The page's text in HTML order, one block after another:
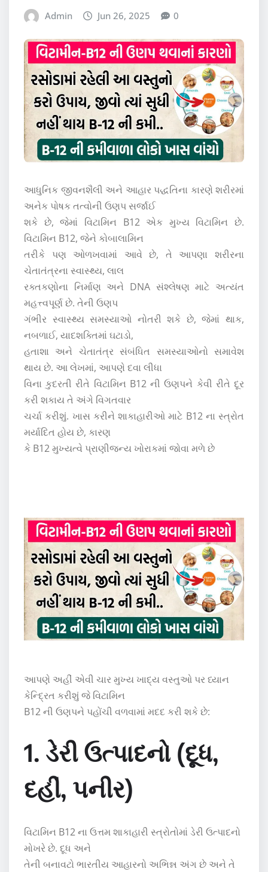
Admin Jun 26, 2025 0
આધુનિક જીવનશૈલી અને આહાર પદ્ધતિના કારણે શરીરમાં
અનેક પોષક તત્વોની ઉણપ સર્જાઈ
શકે છે, જેમાં વિટામિન B12 એક મુખ્ય વિટામિન છે.
વિટામિન B12, જેને કોબાલામિન
તરીકે પણ ઓળખવામાં આવે છે, તે આપણા શરીરના
ચેતાતંત્રના સ્વાસ્થ્ય, લાલ
રક્તકણોના નિર્માણ અને DNA સંશ્લેષણ માટે અત્યંત
મહત્ત્વપૂર્ણ છે. તેની ઉણપ
ગંભીર સ્વાસ્થ્ય સમસ્યાઓ નોતરી શકે છે, જેમાં થાક,
નબળાઈ, યાદશક્તિમાં ઘટાડો,
હતાશા અને ચેતાતંત્ર સંબંધિત સમસ્યાઓનો સમાવેશ
થાય છે. આ લેખમાં, આપણે દવા લીધા
વિના કુદરતી રીતે વિટામિન B12 ની ઉણપને કેવી રીતે દૂર
કરી શકાય તે અંગે વિગતવાર
ચર્ચા કરીશું. ખાસ કરીને શાકાહારીઓ માટે B12 ના સ્ત્રોત
મર્યાદિત હોય છે, કારણ
કે B12 મુખ્યત્વે પ્રાણીજન્ય ખોરાકમાં જોવા મળે છે
આપણે અહીં એવી ચાર મુખ્ય ખાદ્ય વસ્તુઓ પર ધ્યાન
કેન્દ્રિત કરીશું જે વિટામિન
B12 ની ઉણપને પહોંચી વળવામાં મદદ કરી શકે છે:
1. ડેરી ઉત્પાદનો (દૂધ,
દહીં, પનીર)
વિટામિન B12 ના ઉત્તમ શાકાહારી સ્ત્રોતોમાં ડેરી ઉત્પાદનો
મોખરે છે. દૂધ અને
તેની બનાવટો ભારતીય આહારનો અભિન્ન અંગ છે અને તે